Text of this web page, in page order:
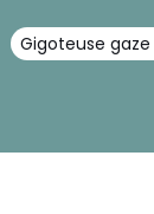
Gigoteuse